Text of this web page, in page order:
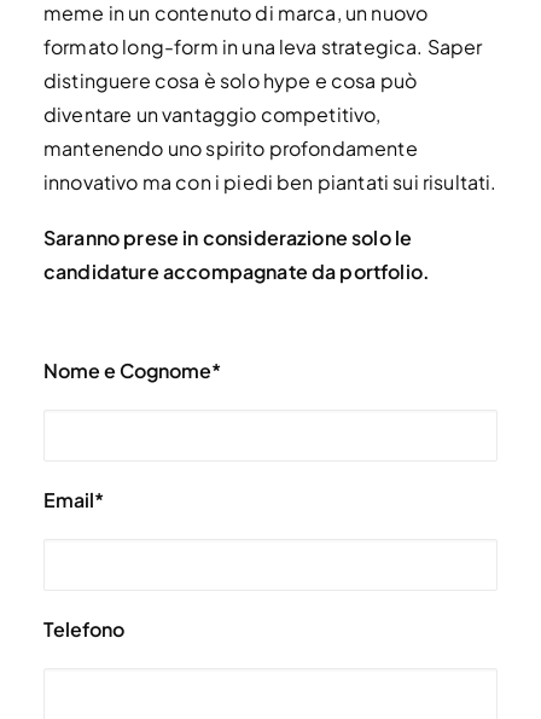
meme in un contenuto di marca, un nuovo
formato long-form in una leva strategica. Saper
distinguere cosa è solo hype e cosa può
diventare un vantaggio competitivo,
mantenendo uno spirito profondamente
innovativo ma con i piedi ben piantati sui risultati.
Saranno prese in considerazione solo le
candidature accompagnate da portfolio.
Nome e Cognome*
Email*
Telefono